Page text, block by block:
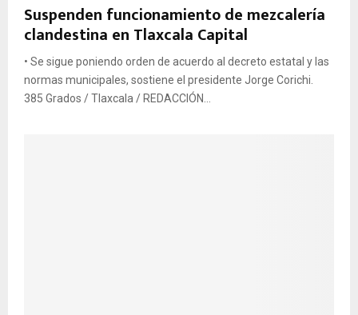
Suspenden funcionamiento de mezcalería
clandestina en Tlaxcala Capital
• Se sigue poniendo orden de acuerdo al decreto estatal y las
normas municipales, sostiene el presidente Jorge Corichi.
385 Grados / Tlaxcala / REDACCIÓN...